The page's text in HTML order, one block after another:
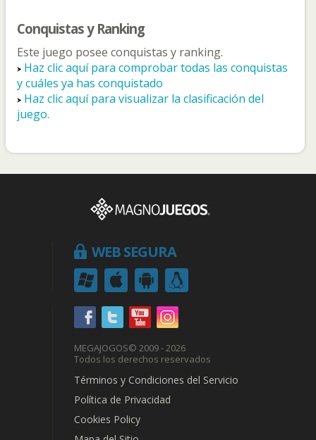
Conquistas y Ranking
Este juego posee conquistas y ranking.
Haz clic aquí para comprobar todas las conquistas
y cuáles ya has conquistado
Haz clic aquí para visualizar la clasificación del
juego.
WEB SEGURA
MEGAJOGOS© 2009 - 2026
Todos los derechos reservados
Términos y Condiciones del Servicio
Política de Privacidad
Cookies Policy